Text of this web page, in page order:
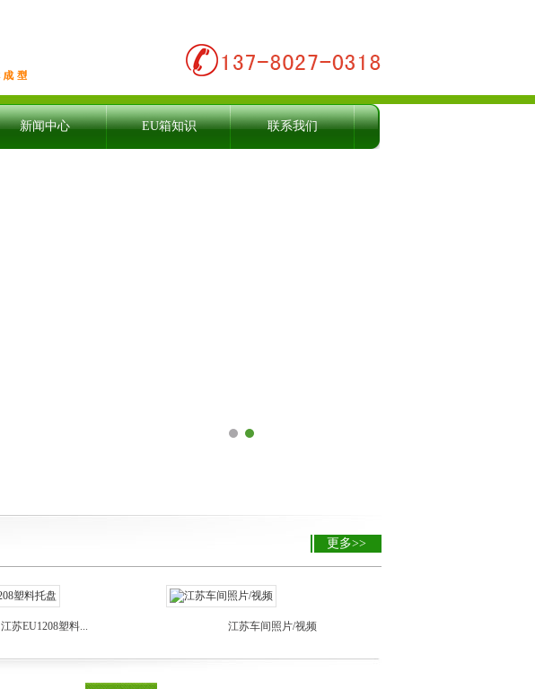
新闻中心 EU箱知识 联系我们
更多>>
江苏EU1208塑料... 江苏车间照片/视频